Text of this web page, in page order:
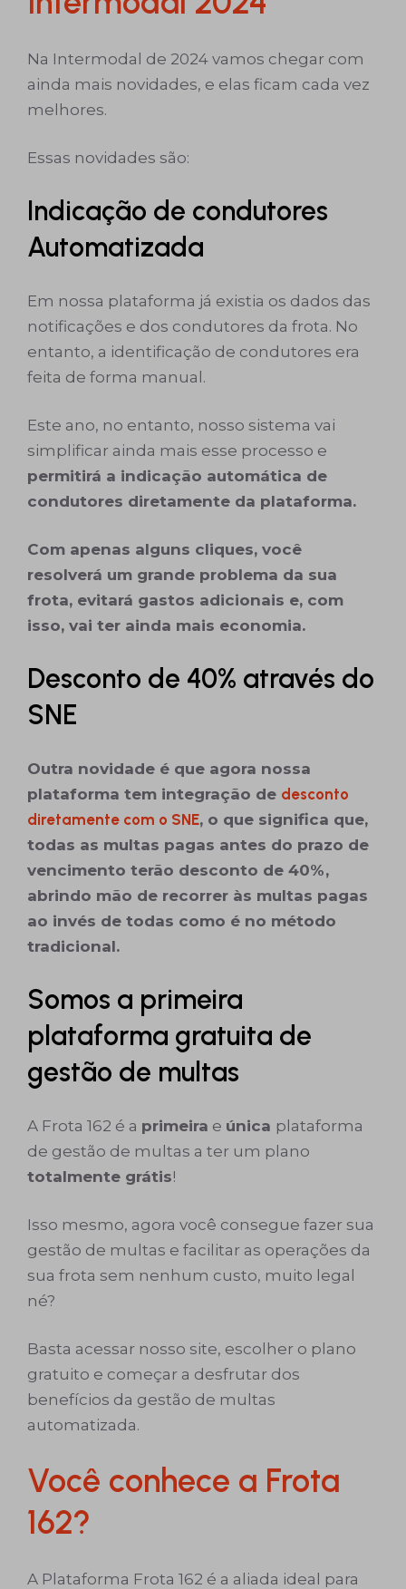
Na Intermodal de 2024 vamos chegar com
ainda mais novidades, e elas ficam cada vez
melhores.
Essas novidades são:
Indicação de condutores
Automatizada
Em nossa plataforma já existia os dados das
notificações e dos condutores da frota. No
entanto, a identificação de condutores era
feita de forma manual.
Este ano, no entanto, nosso sistema vai
simplificar ainda mais esse processo e
permitirá a indicação automática de
condutores diretamente da plataforma.
Com apenas alguns cliques, você
resolverá um grande problema da sua
frota, evitará gastos adicionais e, com
isso, vai ter ainda mais economia.
Desconto de 40% através do
SNE
Outra novidade é que agora nossa
plataforma tem integração de desconto
diretamente com o SNE, o que significa que,
todas as multas pagas antes do prazo de
vencimento terão desconto de 40%,
abrindo mão de recorrer às multas pagas
ao invés de todas como é no método
tradicional.
Somos a primeira
plataforma gratuita de
gestão de multas
A Frota 162 é a primeira e única plataforma
de gestão de multas a ter um plano
totalmente grátis!
Isso mesmo, agora você consegue fazer sua
gestão de multas e facilitar as operações da
sua frota sem nenhum custo, muito legal
né?
Basta acessar nosso site, escolher o plano
gratuito e começar a desfrutar dos
benefícios da gestão de multas
automatizada.
Você conhece a Frota
162?
A Plataforma Frota 162 é a aliada ideal para